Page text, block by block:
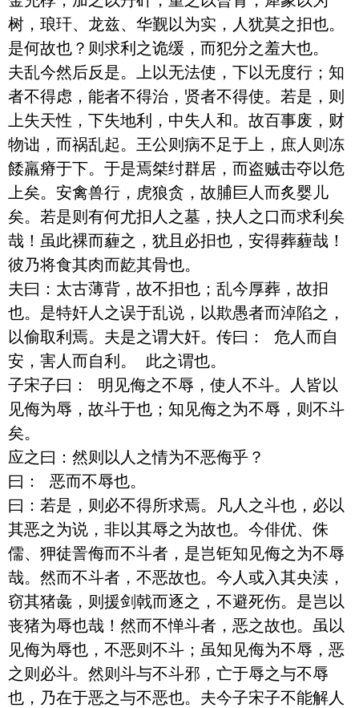
树，琅玕、龙兹、华觐以为实，人犹莫之抇也。
是何故也？则求利之诡缓，而犯分之羞大也。
夫乱今然后反是。上以无法使，下以无度行；知
者不得虑，能者不得治，贤者不得使。若是，则
上失天性，下失地利，中失人和。故百事废，财
物诎，而祸乱起。王公则病不足于上，庶人则冻
餧羸瘠于下。于是焉桀纣群居，而盗贼击夺以危
上矣。安禽兽行，虎狼贪，故脯巨人而炙婴儿
矣。若是则有何尤抇人之墓，抉人之口而求利矣
哉！虽此裸而薶之，犹且必抇也，安得葬薶哉！
彼乃将食其肉而龁其骨也。
夫曰：太古薄背，故不抇也；乱今厚葬，故抇
也。是特奸人之误于乱说，以欺愚者而淖陷之，
以偷取利焉。夫是之谓大奸。传曰： 危人而自
安，害人而自利。 此之谓也。
子宋子曰： 明见侮之不辱，使人不斗。人皆以
见侮为辱，故斗于也；知见侮之为不辱，则不斗
矣。
应之曰：然则以人之情为不恶侮乎？
曰： 恶而不辱也。
曰：若是，则必不得所求焉。凡人之斗也，必以
其恶之为说，非以其辱之为故也。今俳优、侏
儒、狎徒詈侮而不斗者，是岂钜知见侮之为不辱
哉。然而不斗者，不恶故也。今人或入其央渎，
窃其猪彘，则援剑戟而逐之，不避死伤。是岂以
丧猪为辱也哉！然而不惮斗者，恶之故也。虽以
见侮为辱也，不恶则不斗；虽知见侮为不辱，恶
之则必斗。然则斗与不斗邪，亡于辱之与不辱
也，乃在于恶之与不恶也。夫今子宋子不能解人